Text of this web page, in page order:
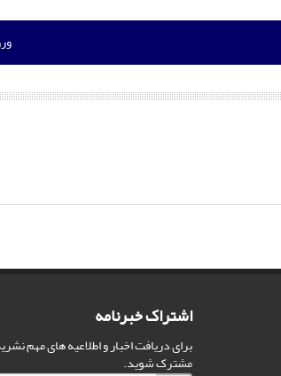
اشتراک خبرنامه
برای دریافت اخبار و اطلاعیه های مهم
مشترک شوید.